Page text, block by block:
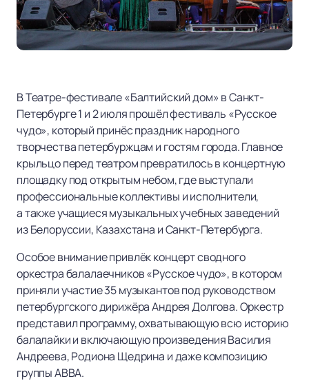
В Театре-фестивале «Балтийский дом» в Санкт-
Петербурге 1 и 2 июля прошёл фестиваль «Русское
чудо», который принёс праздник народного
творчества петербуржцам и гостям города. Главное
крыльцо перед театром превратилось в концертную
площадку под открытым небом, где выступали
профессиональные коллективы и исполнители,
а также учащиеся музыкальных учебных заведений
из Белоруссии, Казахстана и Санкт-Петербурга.
Особое внимание привлёк концерт сводного
оркестра балалаечников «Русское чудо», в котором
приняли участие 35 музыкантов под руководством
петербургского дирижёра Андрея Долгова. Оркестр
представил программу, охватывающую всю историю
балалайки и включающую произведения Василия
Андреева, Родиона Щедрина и даже композицию
группы ABBA.